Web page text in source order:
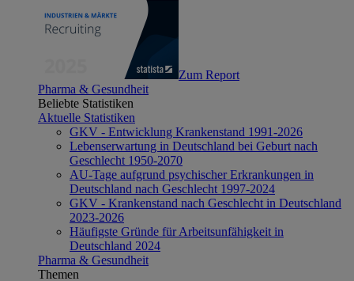
Zum Report
Pharma & Gesundheit
Beliebte Statistiken
Aktuelle Statistiken
GKV - Entwicklung Krankenstand 1991-2026
Lebenserwartung in Deutschland bei Geburt nach
Geschlecht 1950-2070
AU-Tage aufgrund psychischer Erkrankungen in
Deutschland nach Geschlecht 1997-2024
GKV - Krankenstand nach Geschlecht in Deutschland
2023-2026
Häufigste Gründe für Arbeitsunfähigkeit in
Deutschland 2024
Pharma & Gesundheit
Themen